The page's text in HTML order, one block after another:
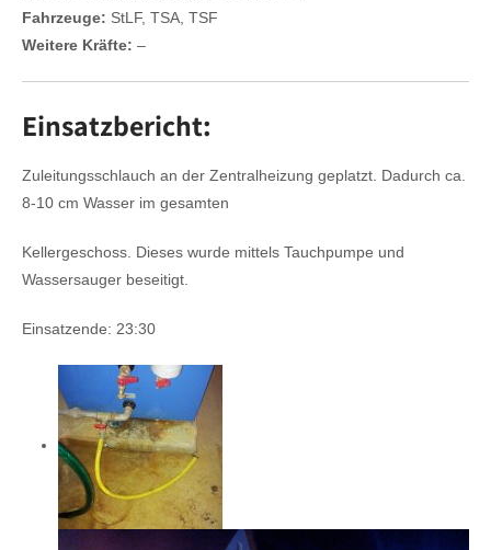
Fahrzeuge: StLF, TSA, TSF
Weitere Kräfte: –
Einsatzbericht:
Zuleitungsschlauch an der Zentralheizung geplatzt. Dadurch ca.
8-10 cm Wasser im gesamten
Kellergeschoss. Dieses wurde mittels Tauchpumpe und
Wassersauger beseitigt.
Einsatzende: 23:30